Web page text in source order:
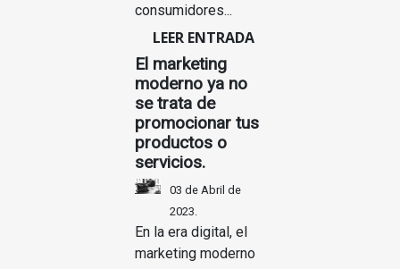
consumidores...
LEER ENTRADA
El marketing
moderno ya no
se trata de
promocionar tus
productos o
servicios.
03 de Abril de
2023.
En la era digital, el
marketing moderno